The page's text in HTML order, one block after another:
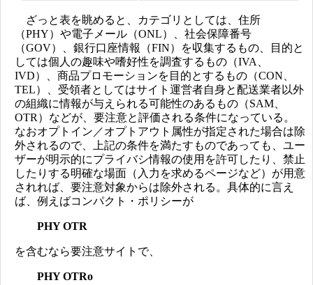
ざっと表を眺めると、カテゴリとしては、住所
（PHY）や電子メール（ONL）、社会保障番号
（GOV）、銀行口座情報（FIN）を収集するもの、目的と
しては個人の趣味や嗜好性を調査するもの（IVA、
IVD）、商品プロモーションを目的とするもの（CON、
TEL）、受領者としてはサイト運営者自身と配送業者以外
の組織に情報が与えられる可能性のあるもの（SAM、
OTR）などが、要注意と評価される条件になっている。
なおオプトイン／オプトアウト属性が指定された場合は除
外されるので、上記の条件を満たすものであっても、ユー
ザーが明示的にプライバシ情報の使用を許可したり、禁止
したりする明確な場面（入力を求めるページなど）が用意
されれば、要注意対象からは除外される。具体的に言え
ば、例えばコンパクト・ポリシーが
PHY OTR
を含むなら要注意サイトで、
PHY OTRo